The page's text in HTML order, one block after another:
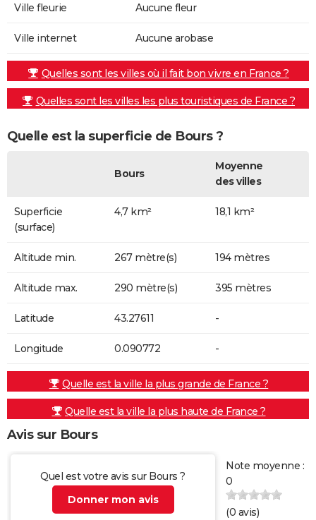
Ville fleurie Aucune fleur
Ville internet Aucune arobase
Quelles sont les villes où il fait bon vivre en France ?
Quelles sont les villes les plus touristiques de France ?
Quelle est la superficie de Bours ?
Bours
Moyenne
des villes
Superficie
(surface)
4,7 km² 18,1 km²
Altitude min. 267 mètre(s) 194 mètres
Altitude max. 290 mètre(s) 395 mètres
Latitude 43.27611 -
Longitude 0.090772 -
Quelle est la ville la plus grande de France ?
Quelle est la ville la plus haute de France ?
Avis sur Bours
Quel est votre avis sur Bours ?
Donner mon avis
Note moyenne :
0
(0 avis)